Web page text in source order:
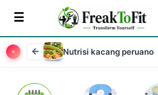
Nutrisi kacang peruano